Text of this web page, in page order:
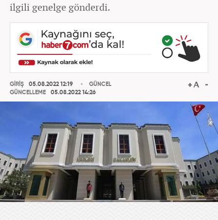
ilgili genelge gönderdi.
GİRİŞ
05.08.2022 12:19
GÜNCELLEME
05.08.2022 14:26
GÜNCEL